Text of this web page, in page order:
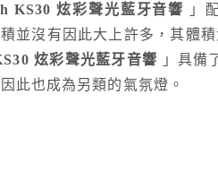
KS30 炫彩聲光藍牙音響
」
並沒有因此大上許多，其體
炫彩聲光藍牙音響 」具備
此也成為另類的氣氛燈。